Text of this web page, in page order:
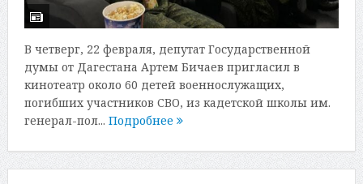
В четверг, 22 февраля, депутат Государственной
думы от Дагестана Артем Бичаев пригласил в
кинотеатр около 60 детей военнослужащих,
погибших участников СВО, из кадетской школы им.
генерал-пол... Подробнее